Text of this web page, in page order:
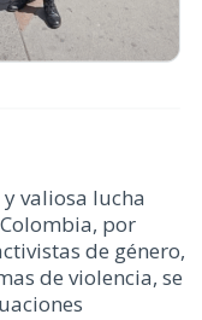
valiosa lucha
por
de género,
de violencia, se